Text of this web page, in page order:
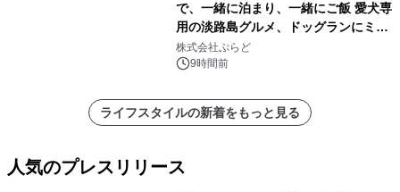
で、一緒に泊まり、一緒にご飯 愛犬専
用の淡路島グルメ、ドッグランにミニ
プール グランピングとトレーラーハウ
スの2施設で
株式会社ぷらど
9時間前
ライフスタイルの新着をもっと見る
人気のプレスリリース